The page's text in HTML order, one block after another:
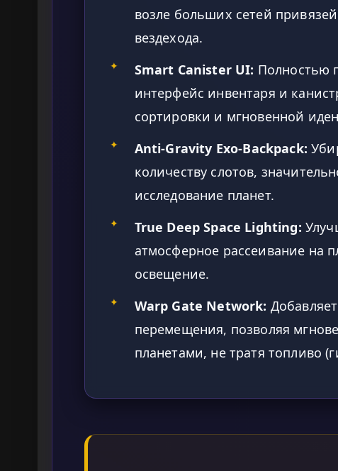
возле больших сетей
вездехода.
✦ Smart Canister UI: Полностью
интерфейс инвентаря и
сортировки и мгновенной
✦ Anti-Gravity Exo-Backpack:
количеству слотов,
исследование планет.
✦ True Deep Space Lighting:
атмосферное рассеивание на
освещение.
✦ Warp Gate Network:
перемещения, позволяя
планетами, не тратя топливо